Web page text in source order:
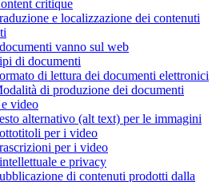
critique
e localizzazione dei contenuti
vanno sul web
di documenti
di lettura dei documenti elettronici
di produzione dei documenti
video
alternativo (alt text) per le immagini
per i video
per i video
e privacy
di contenuti prodotti dalla